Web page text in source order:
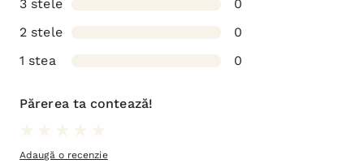
3 stele
0
2 stele
0
1 stea
0
Părerea ta contează!
Adaugă o recenzie